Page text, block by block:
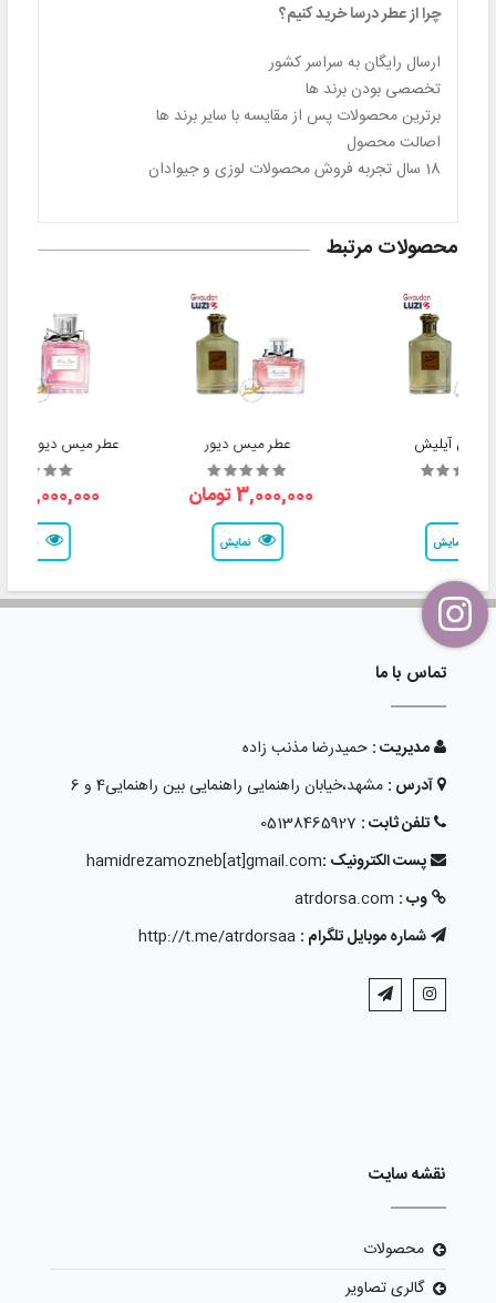
چرا از عطر درسا خرید کنیم؟
ارسال رایگان به سراسر کشور
تخصصی بودن برند ها
برترین محصولات پس از مقایسه با سایر برند ها
اصالت محصول
18 سال تجربه فروش محصولات لوزی و جیوادان
محصولات مرتبط
بیلی آیلیش
نمایش
عطر میس دیور
3,000,000 تومان
نمایش
عطر میس دیور
3,000,000 تومان
تماس با ما
مدیریت : حمیدرضا مذنب زاده
آدرس : مشهد،خیابان راهنمایی راهنمایی بین راهنمایی4 و 6
تلفن ثابت : 05138465927
پست الکترونیک :hamidrezamozneb[at]gmail.com
وب : atrdorsa.com
شماره موبایل تلگرام :
نقشه سایت
محصولات
گالری تصاویر